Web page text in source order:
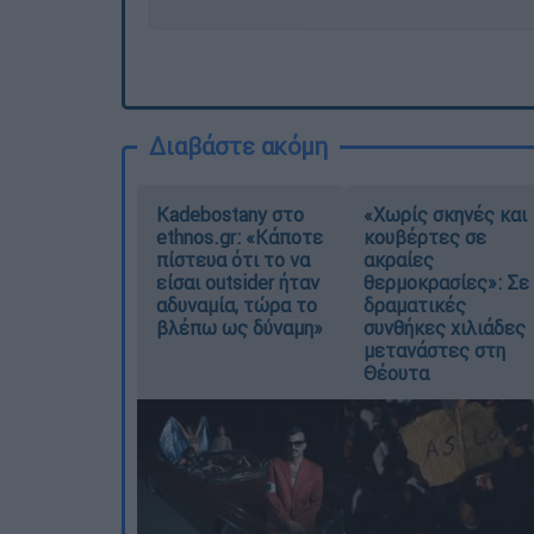
Διαβάστε ακόμη
Kadebostany στο
ethnos.gr: «Κάποτε
πίστευα ότι το να
είσαι outsider ήταν
αδυναμία, τώρα το
βλέπω ως δύναμη»
«Χωρίς σκηνές και
κουβέρτες σε
ακραίες
θερμοκρασίες»: Σε
δραματικές
συνθήκες χιλιάδες
μετανάστες στη
Θέουτα